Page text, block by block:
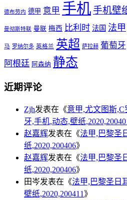
德布劳内 德甲 意甲 手机 手机壁
曼彻斯特联 曼联 梅西 比利时 法国 法甲
马 罗纳尔多 英格兰 英超 萨拉赫 葡萄牙
阿根廷 阿森纳 静态
近期评论
Zjh发表在《意甲,尤文图斯,C
牙,手机,动态,壁纸
赵嘉辉发表在《法甲,巴黎圣
纸,2020,200406》
赵嘉辉发表在《法甲,巴黎圣
纸,2020,200406》
田岑发表在《法甲,巴黎圣日
壁纸,2020,200411 》